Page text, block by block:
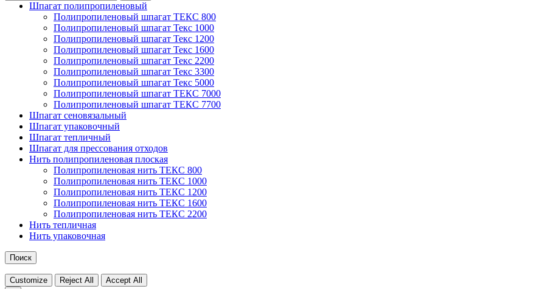
Шпагат полипропиленовый
Полипропиленовый шпагат ТЕКС 800
Полипропиленовый шпагат Текс 1000
Полипропиленовый шпагат Текс 1200
Полипропиленовый шпагат Текс 1600
Полипропиленовый шпагат Текс 2200
Полипропиленовый шпагат Текс 3300
Полипропиленовый шпагат Текс 5000
Полипропиленовый шпагат ТЕКС 7000
Полипропиленовый шпагат ТЕКС 7700
Шпагат сеновязальный
Шпагат упаковочный
Шпагат тепличный
Шпагат для прессования отходов
Нить полипропиленовая плоская
Полипропиленовая нить ТЕКС 800
Полипропиленовая нить ТЕКС 1000
Полипропиленовая нить ТЕКС 1200
Полипропиленовая нить ТЕКС 1600
Полипропиленовая нить ТЕКС 2200
Нить тепличная
Нить упаковочная
Поиск
Customize Reject All
Accept All